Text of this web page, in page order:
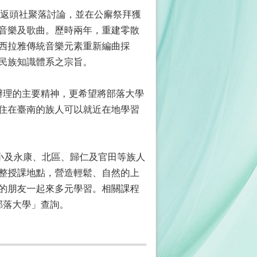
頭社聚落討論，並在公廨祭拜獲
樂及歌曲。歷時兩年，重建零散
拉雅傳統音樂元素重新編曲採
族知識體系之宗旨 。
的主要精神，更希望將部落大學
在臺南的族人可以就近在地學習
永康、北區、歸仁及官田等族人
授課地點，營造輕鬆、自然的上
朋友一起來多元學習。相關課程
大學」查詢。